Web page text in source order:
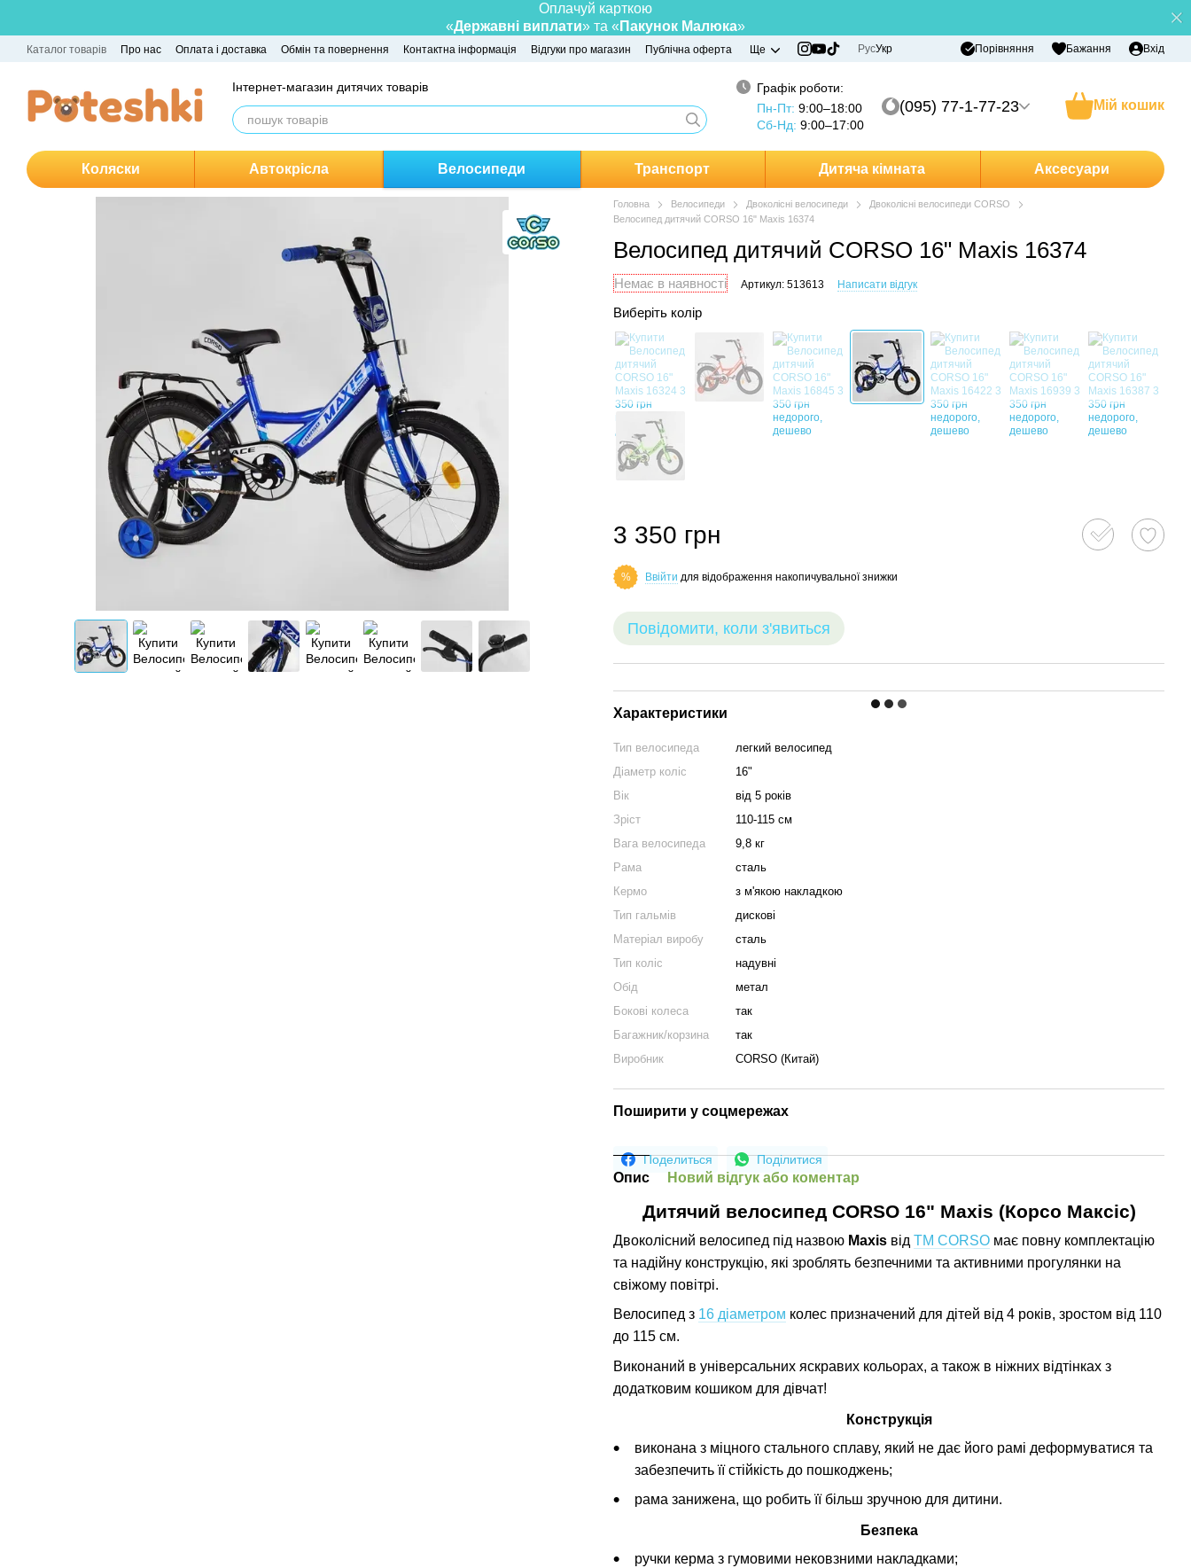
Оплачуй карткою
«Державні виплати» та « Пакунок Малюка»
Каталог товарів Про нас Оплата і доставка Обмін та повернення Контактна інформація Відгуки про магазин Публічна оферта Ще РусУкр Порівняння Бажання Вхід
Інтернет-магазин дитячих товарів
Графік роботи:
Пн-Пт: 9:00–18:00
Сб-Нд: 9:00–17:00
(095) 77-1-77-23 Мій кошик
Коляски Автокрісла Велосипеди Транспорт Дитяча кімната Аксесуари
Головна Велосипеди Двоколісні велосипеди
Двоколісні велосипеди CORSO
Велосипед дитячий CORSO 16" Maxis 16374
Велосипед дитячий CORSO 16" Maxis 16374
Немає в наявності Артикул: 513613 Написати відгук
Виберіть колір
3 350 грн
% Ввійти для відображення накопичувальної знижки
Повідомити, коли з'явиться
Характеристики
Тип велосипеда
легкий велосипед
Діаметр коліс
16"
Вік
від 5 років
Зріст
110-115 см
Вага велосипеда
9,8 кг
Рама
сталь
Кермо
з м'якою накладкою
Тип гальмів
дискові
Матеріал виробу
сталь
Тип коліс
надувні
Обід
метал
Бокові колеса
так
Багажник/корзина
так
Виробник
CORSO (Китай)
Поширити у соцмережах
Поделиться Поділитися
Опис Новий відгук або коментар
Дитячий велосипед CORSO 16" Maxis (Корсо Максіс)
Двоколісний велосипед під назвою Maxis від ТМ CORSO має повну комплектацію
та надійну конструкцію, які зроблять безпечними та активними прогулянки на
свіжому повітрі.
Велосипед з 16 діаметром колес призначений для дітей від 4 років, зростом від 110
до 115 см.
Виконаний в універсальних яскравих кольорах, а також в ніжних відтінках з
додатковим кошиком для дівчат!
Конструкція
виконана з міцного стального сплаву, який не дає його рамі деформуватися та
забезпечить її стійкість до пошкоджень;
рама занижена, що робить її більш зручною для дитини.
Безпека
ручки керма з гумовими нековзними накладками;